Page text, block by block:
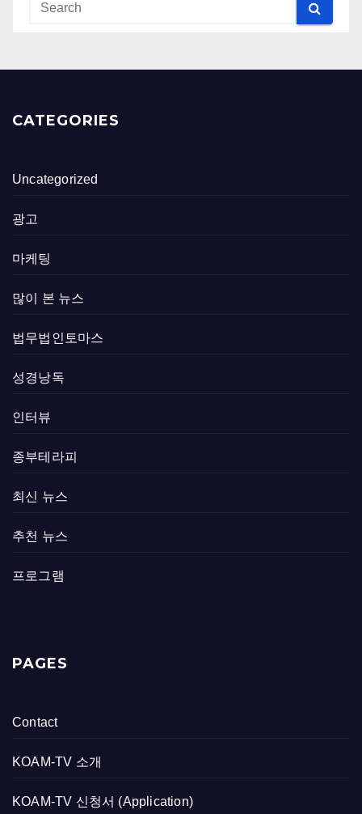
CATEGORIES
Uncategorized
광고
마케팅
많이 본 뉴스
법무법인토마스
성경낭독
인터뷰
종부테라피
최신 뉴스
추천 뉴스
프로그램
PAGES
Contact
KOAM-TV 소개
KOAM-TV 신청서 (Application)